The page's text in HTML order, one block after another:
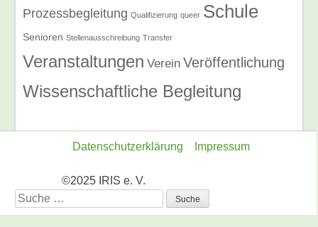
Prozessbegleitung Qualifizierung queer Schule
Senioren Stellenausschreibung Transfer
Veranstaltungen Verein Veröffentlichung
Wissenschaftliche Begleitung
Datenschutzerklärung Impressum
©2025 IRIS e. V.
Suche
nach: